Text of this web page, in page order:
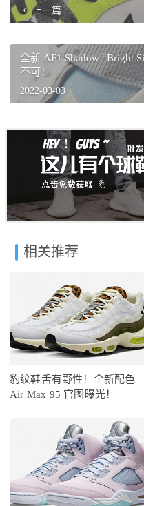
上一篇
全新 AF1 Shadow “Bright
不可！
2022-03-03
相关推荐
豹纹鞋舌有野性！全新配色
Air Max 95 官图曝光！